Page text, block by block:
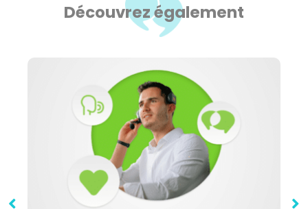
Découvrez également